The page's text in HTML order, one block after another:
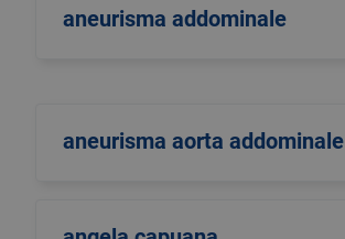
aneurisma addominale
aneurisma aorta addominale